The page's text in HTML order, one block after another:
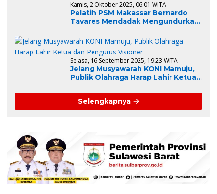
Kamis, 2 Oktober 2025, 06:01 WITA
Pelatih PSM Makassar Bernardo
Tavares Mendadak Mengundurkan
Selasa, 16 September 2025, 19:23 WITA
Jelang Musyawarah KONI Mamuju,
Publik Olahraga Harap Lahir Ketua
Selengkapnya